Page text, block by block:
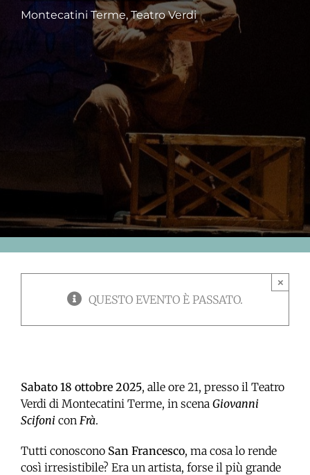
Montecatini Terme, Teatro Verdi
QUESTO EVENTO È PASSATO.
×
Sabato 18 ottobre 2025, alle ore 21, presso il Teatro
Verdi di Montecatini Terme, in scena Giovanni
Scifoni con Frà.
Tutti conoscono San Francesco, ma cosa lo rende
così irresistibile? Era un artista, forse il più grande